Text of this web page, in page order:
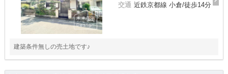
交通 近鉄京都線 小倉/徒歩14分
建築条件無しの売土地です♪